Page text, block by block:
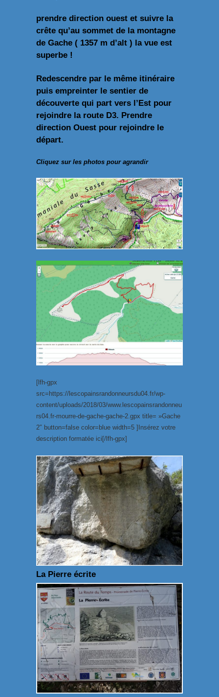
prendre direction ouest et suivre la
crête qu’au sommet de la montagne
de Gache ( 1357 m d’alt ) la vue est
superbe !
Redescendre par le même itinéraire
puis empreinter le sentier de
découverte qui part vers l’Est pour
rejoindre la route D3. Prendre
direction Ouest pour rejoindre le
départ.
Cliquez sur les photos pour agrandir
[lfh-gpx
src=https://lescopainsrandonneursdu04.fr/wp-
content/uploads/2018/03/www.lescopainsrandonneu
rs04.fr-mourre-de-gache-gache-2.gpx title= »Gache
2″ button=false color=blue width=5 ]Insérez votre
description formatée ici[/lfh-gpx]
La Pierre écrite